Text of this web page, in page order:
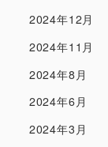
2024年12月
2024年11月
2024年8月
2024年6月
2024年3月